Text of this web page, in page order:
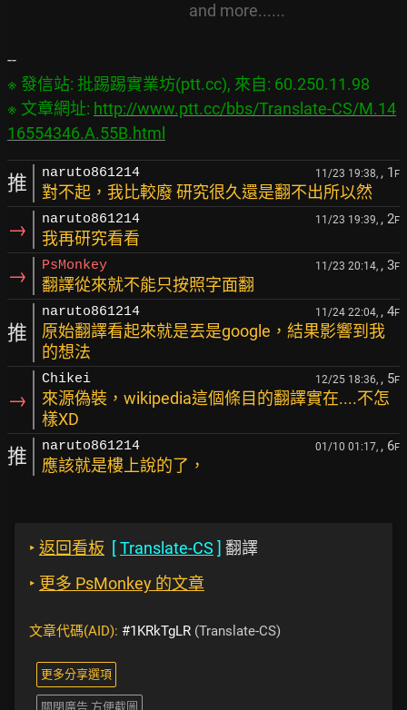
and more......
※ 發信站: 批踢踢實業坊(ptt.cc), 來自: 60.250.11.98
※ 文章網址: http://www.ptt.cc/bbs/Translate-CS/M.14
16554346.A.55B.html
推 naruto861214 11/23 19:38, , 1 F
對不起，我比較廢 研究很久還是翻不出所以然
→ naruto861214 11/23 19:39, , 2F
我再研究看看
→ PsMonkey 11/23 20:14, , 3F
翻譯從來就不能只按照字面翻
推
naruto861214 11/24 22:04, , 4F
原始翻譯看起來就是丟是google，結果影響到我
的想法
→
Chikei 12/25 18:36, , 5F
來源偽裝，wikipedia這個條目的翻譯實在....不怎
樣XD
推 naruto861214 01/10 01:17, , 6F
應該就是樓上說的了，
‣ 返回看板 [Translate-CS ] 翻譯
‣ 更多 PsMonkey 的文章
文章代碼(AID): #1KRkTgLR (Translate-CS)
更多分享選項
關閉廣告 方便截圖